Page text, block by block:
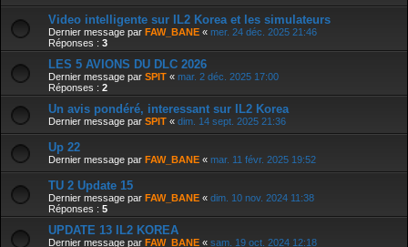
Video intelligente sur IL2 Korea et les simulateurs
Dernier message par FAW_BANE « mer. 24 déc. 2025 21:46
Réponses : 3
LES 5 AVIONS DU DLC 2026
Dernier message par SPIT « mar. 2 déc. 2025 17:00
Réponses : 2
Un avis pondéré, interessant sur IL2 Korea
Dernier message par SPIT « dim. 14 sept. 2025 21:36
Up 22
Dernier message par FAW_BANE « mar. 11 févr. 2025 19:52
TU 2 Update 15
Dernier message par FAW_BANE « dim. 10 nov. 2024 11:38
Réponses : 5
UPDATE 13 IL2 KOREA
Dernier message par FAW_BANE « sam. 19 oct. 2024 12:18